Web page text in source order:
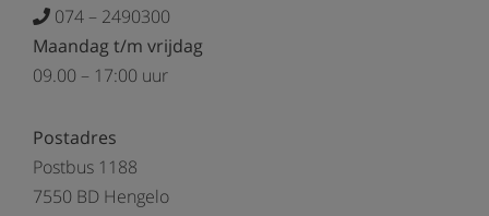
074 – 2490300
Maandag t/m vrijdag
09.00 – 17:00 uur
Postadres
Postbus 1188
7550 BD Hengelo